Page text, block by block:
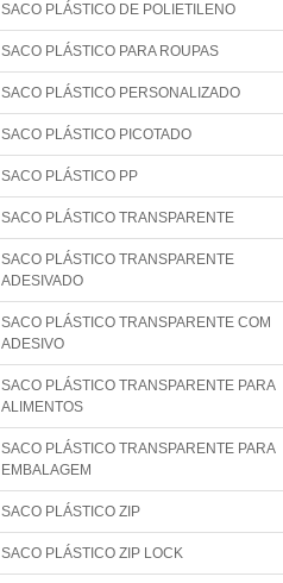
SACO PLÁSTICO DE POLIETILENO
SACO PLÁSTICO PARA ROUPAS
SACO PLÁSTICO PERSONALIZADO
SACO PLÁSTICO PICOTADO
SACO PLÁSTICO PP
SACO PLÁSTICO TRANSPARENTE
SACO PLÁSTICO TRANSPARENTE
ADESIVADO
SACO PLÁSTICO TRANSPARENTE COM
ADESIVO
SACO PLÁSTICO TRANSPARENTE PARA
ALIMENTOS
SACO PLÁSTICO TRANSPARENTE PARA
EMBALAGEM
SACO PLÁSTICO ZIP
SACO PLÁSTICO ZIP LOCK